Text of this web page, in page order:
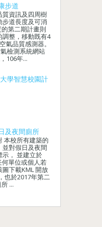
步道
資訊及四周樹
道長度及可消
第二期計畫則
整，移動既有4
氣品質感測器。
檢測系統網站
106年...
學智慧校園計
及夜間廁所
本校所有建築的
並對假日及夜間
， 並建立於
單位或個人若
下載KML 開放
也於2017年第二
...